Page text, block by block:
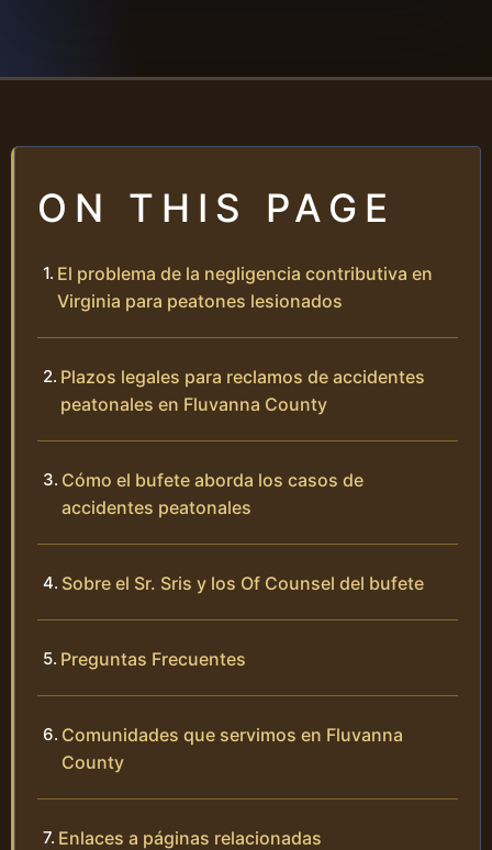
ON THIS PAGE
El problema de la negligencia contributiva en
Virginia para peatones lesionados
Plazos legales para reclamos de accidentes
peatonales en Fluvanna County
Cómo el bufete aborda los casos de
accidentes peatonales
Sobre el Sr. Sris y los Of Counsel del bufete
Preguntas Frecuentes
Comunidades que servimos en Fluvanna
County
Enlaces a páginas relacionadas